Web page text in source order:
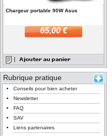
Chargeur portable 90W Asus
65,00 €
Rubrique pratique
Conseils pour bien acheter
Newsletter
FAQ
SAV
Liens partenaires